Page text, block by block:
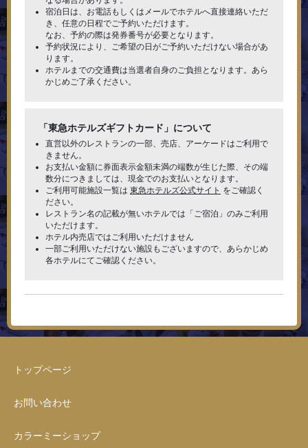
宿泊日は、お電話もしくはメールでホテルへ直接連絡いただ
き、任意の日程でご予約いただけます。
なお、予約の際は発券番号が必要となります。
予約状況により、ご希望の日がご予約いただけない場合があ
ります。
ホテルまでの交通費は当選者自身のご負担となります。あら
かじめご了承ください。
「東急ホテルズギフトカード」について
直営以外のレストランの一部、売店、アーケードはご利用で
きません。
お支払い金額に券面表示金額未満の端数が生じた際、その端
数分につきましては、現金でのお支払いとなります。
ご利用可能施設一覧は 東急ホテルズ公式サイト をご確認く
ださい。
レストラン名の記載が無いホテルでは「ご宿泊」のみご利用
いただけます。
ホテル内売店ではご利用いただけません
一部ご利用いただけない施設もございますので、あらかじめ
各ホテルにてご確認ください。
トップページ
お問い合わせ
カラーミーショップ